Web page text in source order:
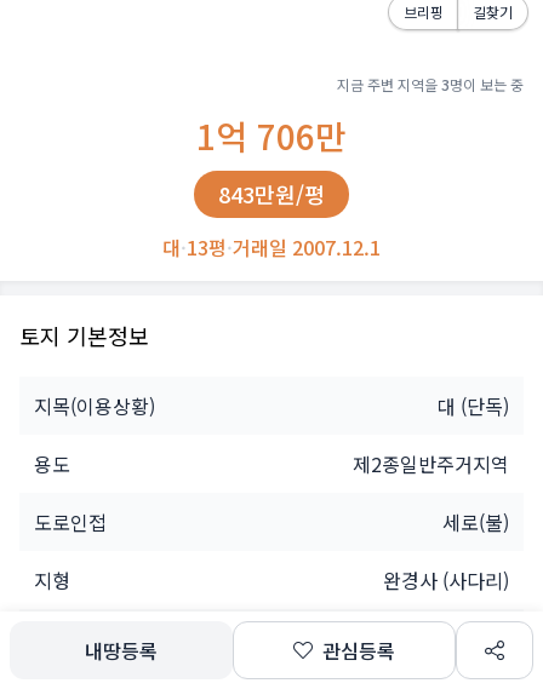
브리핑 길찾기
지금 주변 지역을3명이 보는 중
1억 706만
843만원/평
대·13평·거래일 2007.12.1
토지 기본정보
지목(이용상황) 대 (단독)
용도
제2종일반주거지역
도로인접
세로(불)
지형
완경사 (사다리)
소유자
개인
내땅등록 관심등록